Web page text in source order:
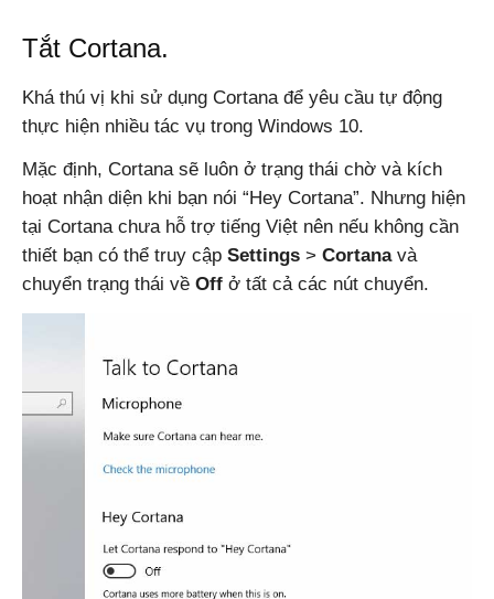
Tắt Cortana.
Khá thú vị khi sử dụng Cortana để yêu cầu tự động
thực hiện nhiều tác vụ trong Windows 10.
Mặc định, Cortana sẽ luôn ở trạng thái chờ và kích
hoạt nhận diện khi bạn nói “Hey Cortana”. Nhưng hiện
tại Cortana chưa hỗ trợ tiếng Việt nên nếu không cần
thiết bạn có thể truy cập Settings > Cortanavà
chuyển trạng thái về Off ở tất cả các nút chuyển.